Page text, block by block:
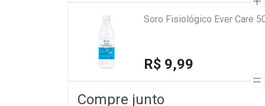
Soro Fisiológico Ever Care
R$ 9,99
Compre junto